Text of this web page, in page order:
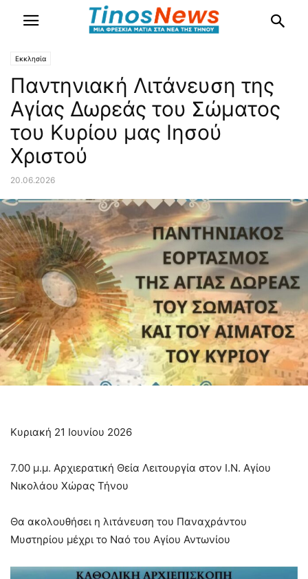
Εκκλησία
Παντηνιακή Λιτάνευση της
Αγίας Δωρεάς του Σώματος
του Κυρίου μας Ιησού
Χριστού
20.06.2026
Κυριακή 21 Ιουνίου 2026
7.00 μ.μ. Αρχιερατική Θεία Λειτουργία στον Ι.Ν. Αγίου
Νικολάου Χώρας Τήνου
Θα ακολουθήσει η λιτάνευση του Παναχράντου
Μυστηρίου μέχρι το Ναό του Αγίου Αντωνίου